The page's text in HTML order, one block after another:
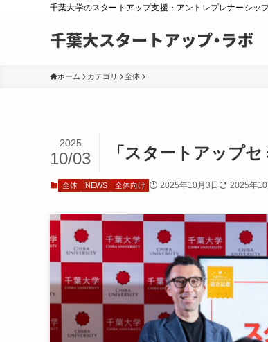
千葉大学のスタートアップ支援・アントレプレナーシッ
ホーム カテゴリ 全体
「スタートアップ
2025
10/03
全体 NEWS 全体向け 2025年10月3日 2025年10